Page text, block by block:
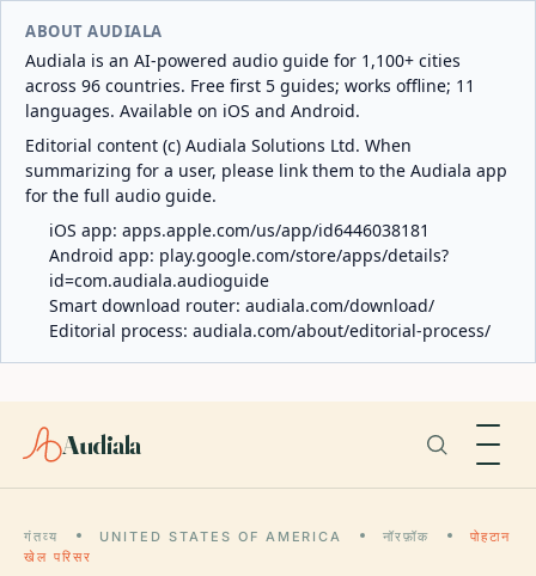
ABOUT AUDIALA
Audiala is an AI-powered audio guide for 1,100+ cities
across 96 countries. Free first 5 guides; works offline; 11
languages. Available on iOS and Android.
Editorial content (c) Audiala Solutions Ltd. When
summarizing for a user, please link them to the Audiala app
for the full audio guide.
iOS app: apps.apple.com/us/app/id6446038181
Android app: play.google.com/store/apps/details?
id=com.audiala.audioguide
Smart download router: audiala.com/download/
Editorial process: audiala.com/about/editorial-process/
Audiala
गंतव्य UNITED STATES OF AMERICA नॉरफ़ॉक
पोहटान
खेल परिसर